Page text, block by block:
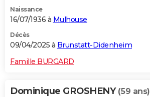
Naissance
16/07/1936 à Mulhouse
Décès
09/04/2025 à Brunstatt-Didenheim
Famille BURGARD
Dominique GROSHENY (59 ans)